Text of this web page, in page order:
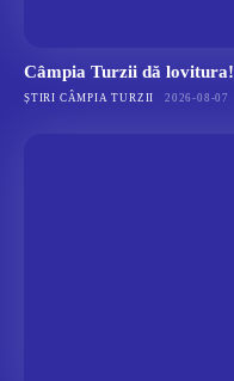
Câmpia Turzii dă lovitura!
ȘTIRI CÂMPIA TURZII 2026-08-07